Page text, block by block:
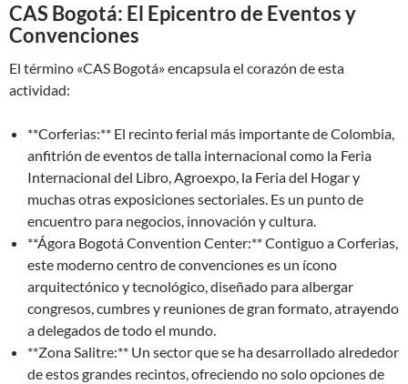
CAS Bogotá: El Epicentro de Eventos y
Convenciones
El término «CAS Bogotá» encapsula el corazón de esta
actividad:
**Corferias:** El recinto ferial más importante de Colombia,
anfitrión de eventos de talla internacional como la Feria
Internacional del Libro, Agroexpo, la Feria del Hogar y
muchas otras exposiciones sectoriales. Es un punto de
encuentro para negocios, innovación y cultura.
**Ágora Bogotá Convention Center:** Contiguo a Corferias,
este moderno centro de convenciones es un ícono
arquitectónico y tecnológico, diseñado para albergar
congresos, cumbres y reuniones de gran formato, atrayendo
a delegados de todo el mundo.
**Zona Salitre:** Un sector que se ha desarrollado alrededor
de estos grandes recintos, ofreciendo no solo opciones de